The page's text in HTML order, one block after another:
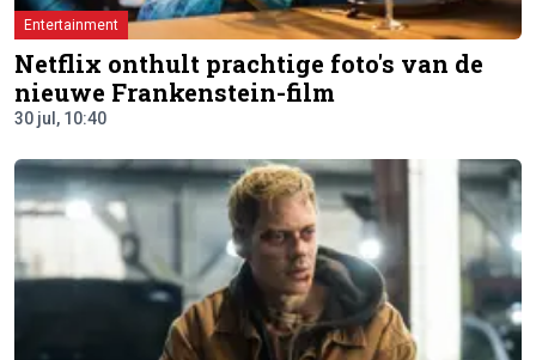
Entertainment
Netflix onthult prachtige foto's van de
nieuwe Frankenstein-film
30 jul, 10:40